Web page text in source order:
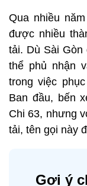
Qua nhiều
được nhiều
tải. Dù Sài Gòn
thể phủ nhận
trong việc
Ban đầu, bến
Chi 63, nhưng
tải, tên gọi này
Gợi ý